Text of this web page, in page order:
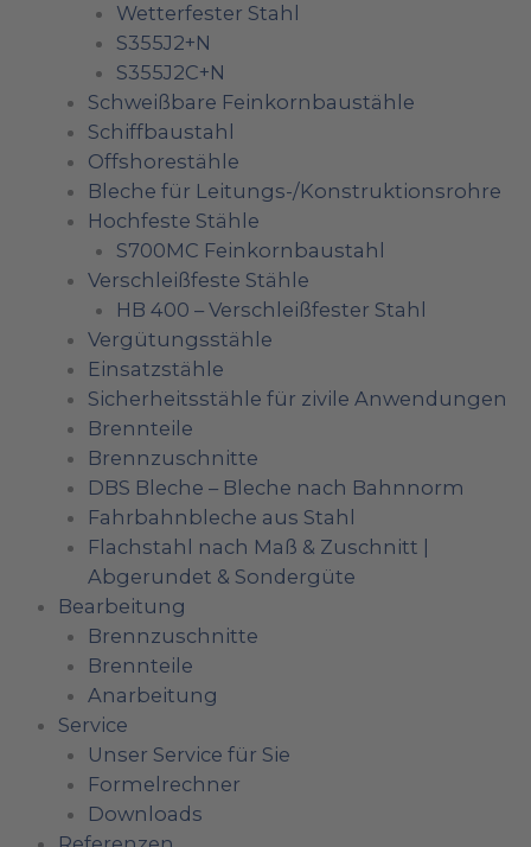
Wetterfester Stahl
S355J2+N
S355J2C+N
Schweißbare Feinkornbaustähle
Schiffbaustahl
Offshorestähle
Bleche für Leitungs-/Konstruktionsrohre
Hochfeste Stähle
S700MC Feinkornbaustahl
Verschleißfeste Stähle
HB 400 – Verschleißfester Stahl
Vergütungsstähle
Einsatzstähle
Sicherheitsstähle für zivile Anwendungen
Brennteile
Brennzuschnitte
DBS Bleche – Bleche nach Bahnnorm
Fahrbahnbleche aus Stahl
Flachstahl nach Maß & Zuschnitt |
Abgerundet & Sondergüte
Bearbeitung
Brennzuschnitte
Brennteile
Anarbeitung
Service
Unser Service für Sie
Formelrechner
Downloads